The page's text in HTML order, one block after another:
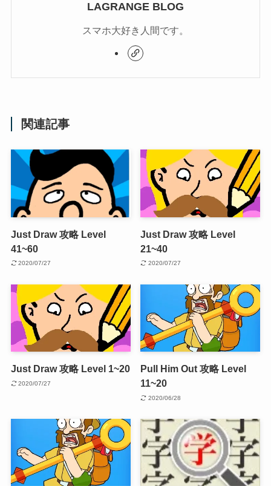
LAGRANGE BLOG
スマホ大好き人間です。
関連記事
Just Draw 攻略 Level
41~60
2020/07/27
Just Draw 攻略 Level
21~40
2020/07/27
Just Draw 攻略 Level 1~20
2020/07/27
Pull Him Out 攻略 Level
11~20
2020/06/28